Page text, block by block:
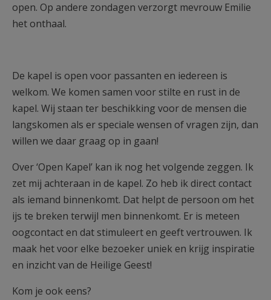
open. Op andere zondagen verzorgt mevrouw Emilie
het onthaal.
De kapel is open voor passanten en iedereen is
welkom. We komen samen voor stilte en rust in de
kapel. Wij staan ter beschikking voor de mensen die
langskomen als er speciale wensen of vragen zijn, dan
willen we daar graag op in gaan!
Over ‘Open Kapel’ kan ik nog het volgende zeggen. Ik
zet mij achteraan in de kapel. Zo heb ik direct contact
als iemand binnenkomt. Dat helpt de persoon om het
ijs te breken terwijl men binnenkomt. Er is meteen
oogcontact en dat stimuleert en geeft vertrouwen. Ik
maak het voor elke bezoeker uniek en krijg inspiratie
en inzicht van de Heilige Geest!
Kom je ook eens?